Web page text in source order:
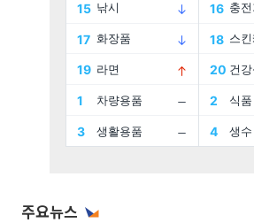
주요뉴스